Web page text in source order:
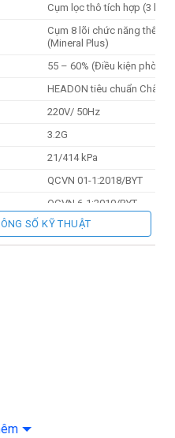
Cụm lọc thô tích hợp (3 lõi:
Cụm 8 lõi chức năng thế hệ
(Mineral Plus)
55 – 60% (Điều kiện phòng
HEADON tiêu chuẩn Châu
220V/ 50Hz
3.2G
21/414 kPa
QCVN 01-1:2018/BYT
QCVN 6-1:2010/BYT
320 x 1000 x 400 (mm)
23 Kg
SỐ KỸ THUẬT